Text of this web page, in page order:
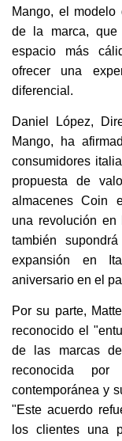
Mango, el modelo
de la marca,
espacio más
ofrecer una
diferencial.
Daniel López,
Mango, ha
consumidores
propuesta de
almacenes Coin
una revolución
también
expansión en
aniversario en el
Por su parte,
reconocido el
de las marcas
reconocida
contemporánea y
"Este acuerdo
los clientes una